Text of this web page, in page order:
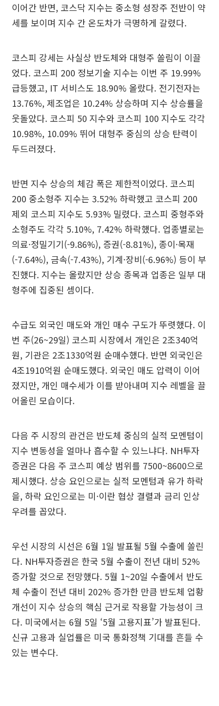
이어간 반면, 코스닥 지수는 중소형 성장주 전반이 약
세를 보이며 지수 간 온도차가 극명하게 갈렸다.
코스피 강세는 사실상 반도체와 대형주 쏠림이 이끌
었다. 코스피 200 정보기술 지수는 이번 주 19.99%
급등했고, IT 서비스도 18.90% 올랐다. 전기전자는
13.76%, 제조업은 10.24% 상승하며 지수 상승률을
웃돌았다. 코스피 50 지수와 코스피 100 지수도 각각
10.98%, 10.09% 뛰어 대형주 중심의 상승 탄력이
두드러졌다.
반면 지수 상승의 체감 폭은 제한적이었다. 코스피
200 중소형주 지수는 3.52% 하락했고 코스피 200
제외 코스피 지수도 5.93% 밀렸다. 코스피 중형주와
소형주도 각각 5.10%, 7.42% 하락했다. 업종별로는
의료·정밀기기(-9.86%), 증권(-8.81%), 종이·목재
(-7.64%), 금속(-7.43%), 기계·장비(-6.96%) 등이 부
진했다. 지수는 올랐지만 상승 종목과 업종은 일부 대
형주에 집중된 셈이다.
수급도 외국인 매도와 개인 매수 구도가 뚜렷했다. 이
번 주(26~29일) 코스피 시장에서 개인은 2조340억
원, 기관은 2조1330억원 순매수했다. 반면 외국인은
4조1910억원 순매도했다. 외국인 매도 압력이 이어
졌지만, 개인 매수세가 이를 받아내며 지수 레벨을 끌
어올린 모습이다.
다음 주 시장의 관건은 반도체 중심의 실적 모멘텀이
지수 변동성을 얼마나 흡수할 수 있느냐다. NH투자
증권은 다음 주 코스피 예상 범위를 7500~8600으로
제시했다. 상승 요인으로는 실적 모멘텀과 유가 하락
을, 하락 요인으로는 미·이란 협상 결렬과 금리 인상
우려를 꼽았다.
우선 시장의 시선은 6월 1일 발표될 5월 수출에 쏠린
다. NH투자증권은 한국 5월 수출이 전년 대비 52%
증가할 것으로 전망했다. 5월 1~20일 수출에서 반도
체 수출이 전년 대비 202% 증가한 만큼 반도체 업황
개선이 지수 상승의 핵심 근거로 작용할 가능성이 크
다. 미국에서는 6월 5일 ‘5월 고용지표’가 발표된다.
신규 고용과 실업률은 미국 통화정책 기대를 흔들 수
있는 변수다.